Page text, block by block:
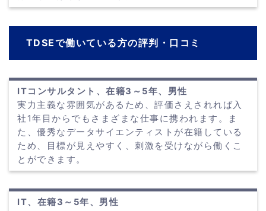
TDSEで働いている方の評判・口コミ
ITコンサルタント、在籍3～5年、男性
実力主義な雰囲気があるため、評価さえされれば入
社1年目からでもさまざまな仕事に携われます。ま
た、優秀なデータサイエンティストが在籍している
ため、目標が見えやすく、刺激を受けながら働くこ
とができます。
IT、在籍3～5年、男性